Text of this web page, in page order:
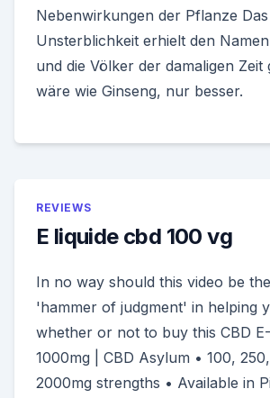
Nebenwirkungen der Pflanze
Unsterblichkeit erhielt den Namen
und die Völker der damaligen Zeit
wäre wie Ginseng, nur besser.
REVIEWS
E liquide cbd 100 vg
In no way should this video be
'hammer of judgment' in helping
whether or not to buy this CBD
1000mg | CBD Asylum • 100,
2000mg strengths • Available in